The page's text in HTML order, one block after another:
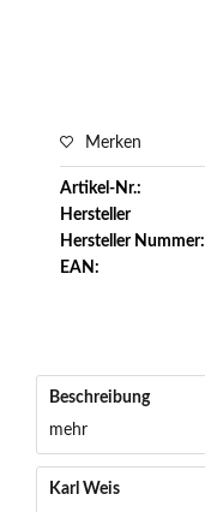
Merken
Artikel-Nr.:
Hersteller
Hersteller Nummer:
EAN:
Beschreibung
mehr
Karl Weis